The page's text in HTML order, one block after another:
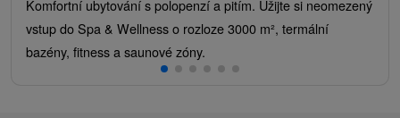
Komfortní ubytování s polopenzí a pitím. Užijte si neomezený
vstup do Spa & Wellness o rozloze 3000 m², termální
bazény, fitness a saunové zóny.